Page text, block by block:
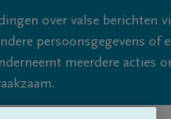
over valse berichten
persoonsgegevens of
meerdere acties